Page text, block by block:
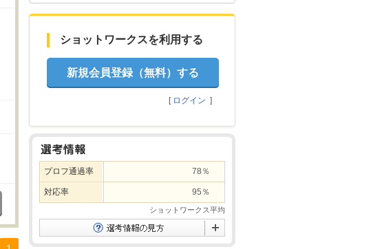
ショットワークスを利用する
新規会員登録（無料）する
[ ログイン ]
プロフ通過率 78％
対応率 95％
ショットワークス平均